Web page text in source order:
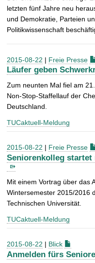
letzten fünf Jahre neu
und Demokratie, Parteien
Politikwissenschaft
2015-08-22 | Freie Presse
Läufer geben
Zum neunten Mal fiel am
Non-Stop-Staffellauf der
Deutschland.
TUCaktuell-Meldung
2015-08-22 | Freie Presse
Seniorenkolleg
Mit einem Vortrag über das
Wintersemester 2015/2016
Technischen Universität.
TUCaktuell-Meldung
2015-08-22 | Blick
Anmelden fürs